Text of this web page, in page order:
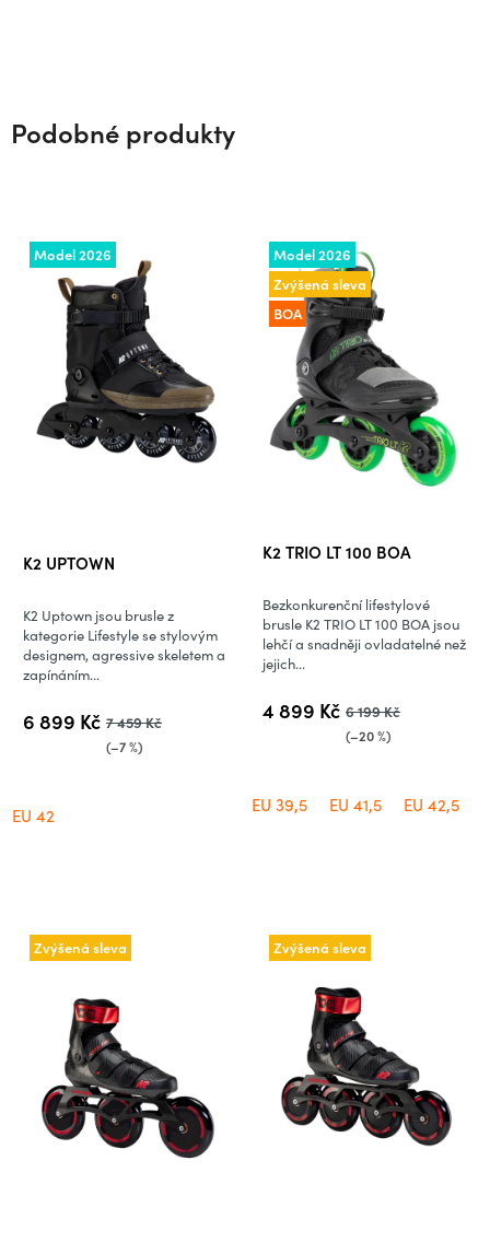
Podobné produkty
Model 2026
K2 UPTOWN
6 899 Kč 7 459 Kč
(–7 %)
K2 Uptown jsou brusle z
kategorie Lifestyle se stylovým
designem, agressive skeletem a
zapínáním...
EU 42
Model 2026
Zvýšená sleva
BOA
K2 TRIO LT 100 BOA
Průměrné
produktu
je
5,0
z
5
4 899 Kč 6 199 Kč
(–20 %)
Bezkonkurenční lifestylové
brusle K2 TRIO LT 100 BOA jsou
lehčí a snadněji ovladatelné než
jejich...
EU 39,5 EU 41,5 EU 42,5
Zvýšená sleva Zvýšená sleva